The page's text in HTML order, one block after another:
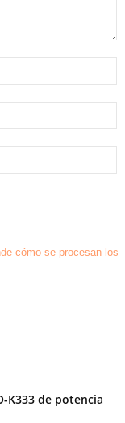
cómo se procesan los
K333 de potencia